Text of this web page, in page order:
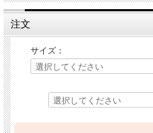
注文
サイズ：